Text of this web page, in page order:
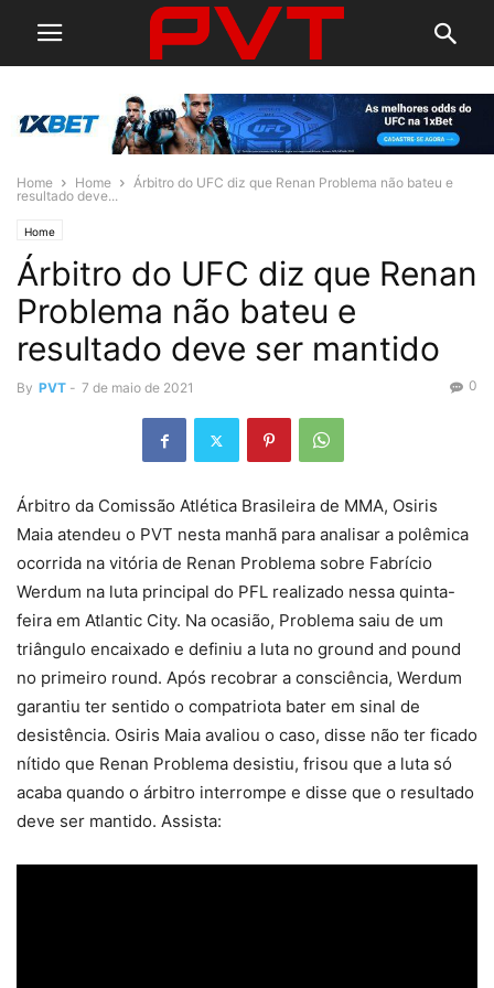
Home Home
Árbitro do UFC diz que Renan Problema não bateu e
resultado deve...
Home
Árbitro do UFC diz que Renan
Problema não bateu e
resultado deve ser mantido
By PVT - 7 de maio de 2021 0
Árbitro da Comissão Atlética Brasileira de MMA, Osiris
Maia atendeu o PVT nesta manhã para analisar a polêmica
ocorrida na vitória de Renan Problema sobre Fabrício
Werdum na luta principal do PFL realizado nessa quinta-
feira em Atlantic City. Na ocasião, Problema saiu de um
triângulo encaixado e definiu a luta no ground and pound
no primeiro round. Após recobrar a consciência, Werdum
garantiu ter sentido o compatriota bater em sinal de
desistência. Osiris Maia avaliou o caso, disse não ter ficado
nítido que Renan Problema desistiu, frisou que a luta só
acaba quando o árbitro interrompe e disse que o resultado
deve ser mantido. Assista: